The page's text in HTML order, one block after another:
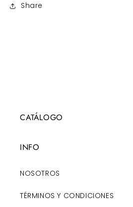
Share
CATÁLOGO
INFO
NOSOTROS
TÉRMINOS Y CONDICIONES